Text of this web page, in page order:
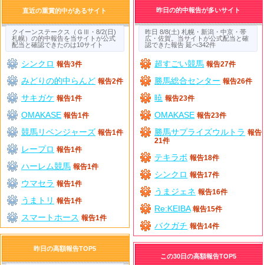
直近の重賞的中があるサイト
クイーンステークス（ＧⅢ・8/2(日)
札幌）の的中報告を当サイトが公式
配当と確認できたのは10サイト
シンクロ 報告3件
みどりの的中らんど 報告2件
サキガケ 報告1件
OMAKASE 報告1件
競馬リベンジャーズ 報告1件
レープロ 報告1件
ハーレム競馬 報告1件
ウマセラ 報告1件
うまトリ 報告1件
スマートホース 報告1件
昨日の的中報告が多いサイト
昨日 8/8(土) 札幌・新潟・中京・帯
広・佐賀。当サイトが公式配当と確
認できた報告 延べ342件
超すごい競馬 報告27件
勝馬総合センター 報告26件
暁 報告23件
OMAKASE 報告23件
勝馬サプライズウルトラ 報告
21件
テキラボ 報告18件
シンクロ 報告17件
うまジェネ 報告16件
Re:KEIBA 報告15件
バクガチ 報告14件
昨日の高額報告TOP5
この30日の高額報告TOP5